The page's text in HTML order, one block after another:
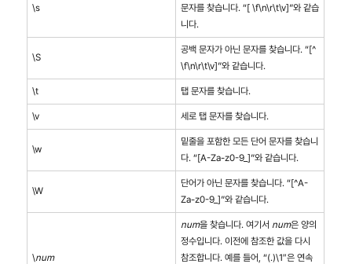
\s
문자를 찾습니다. “[ \f\n\r\t\v]”와 같습
니다.
\S
공백 문자가 아닌 문자를 찾습니다. “[^
\f\n\r\t\v]”와 같습니다.
\t 탭 문자를 찾습니다.
\v 세로 탭 문자를 찾습니다.
\w
밑줄을 포함한 모든 단어 문자를 찾습니
다. “[A-Za-z0-9_]”와 같습니다.
\W
단어가 아닌 문자를 찾습니다. “[^A-
Za-z0-9_]”와 같습니다.
\num
num을 찾습니다. 여기서 num은 양의
정수입니다. 이전에 참조한 값을 다시
참조합니다. 예를 들어, “(.)\1″은 연속